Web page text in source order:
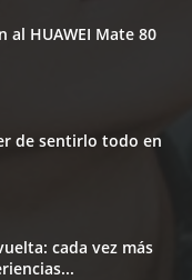
al HUAWEI Mate 80
de sentirlo todo en
cada vez más